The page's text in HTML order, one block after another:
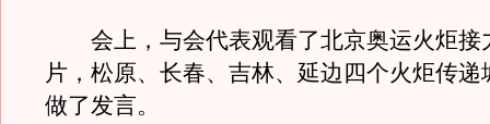
会上，与会代表观看了北京奥运火炬接
片，松原、长春、吉林、延边四个火炬传递
做了发言。